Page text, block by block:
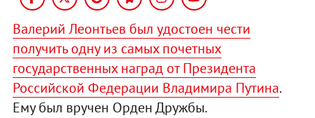
Валерий Леонтьев был удостоен чести
получить одну из самых почетных
государственных наград от Президента
Российской Федерации Владимира Путина.
Ему был вручен Орден Дружбы.